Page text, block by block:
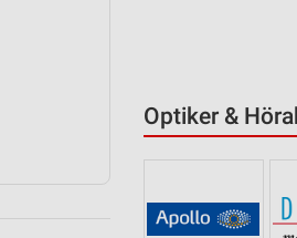
Optiker &